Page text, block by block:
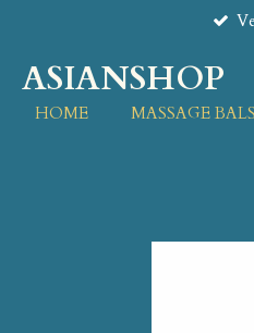
naar
de
hoofdinhoud
ASIANSHOP
HOME MASSAGE